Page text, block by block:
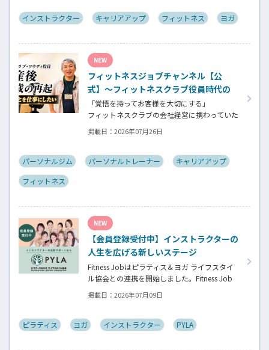
そんな風に自分だけでは思いつかないことを
ん。選ばれるインストラクターになるために
若松さんが取られた行動とは？
インストラクター キャリアアップ フィットネス ヨガ
NEW
フィットネスジョブチャンネル【公
式】～フィットネスクラブ役員時代の
倒産を経て開業・独立～
「覚悟を持ってお客様を大切にする」
フィットネスクラブの会社経営に携わっていた
頃、会社の倒産という大きな局面を経て、それ
でも尚、同じ業界内で独立し再起を図ったパ
祐さんにインタビュー。
絆を築き上げた秘訣とは？
掲載日： 2026年07月26日
パーソナルジム パーソナルトレーナー
キャリアアップ
フィットネス
NEW
【会員登録受付中】インストラクターの
人生を広げる新しいステージ
Fitness Jobはピラティス＆ヨガ ライフスタイ
ル協会との連携を開始しました。Fitness Job
に会員登録されているインストラクター皆様
の人生を広げる新しいステージとして、同協会
掲載日： 2026年07月09日
ピラティス ヨガ インストラクター PYLA